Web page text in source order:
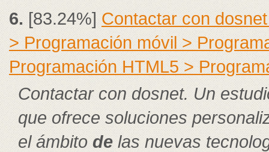
6. [83.24%]Contactar con
> Programación móvil >
Programación HTML5 >
Contactar con dosnet. Un
que ofrece soluciones
el ámbitode las nuevas